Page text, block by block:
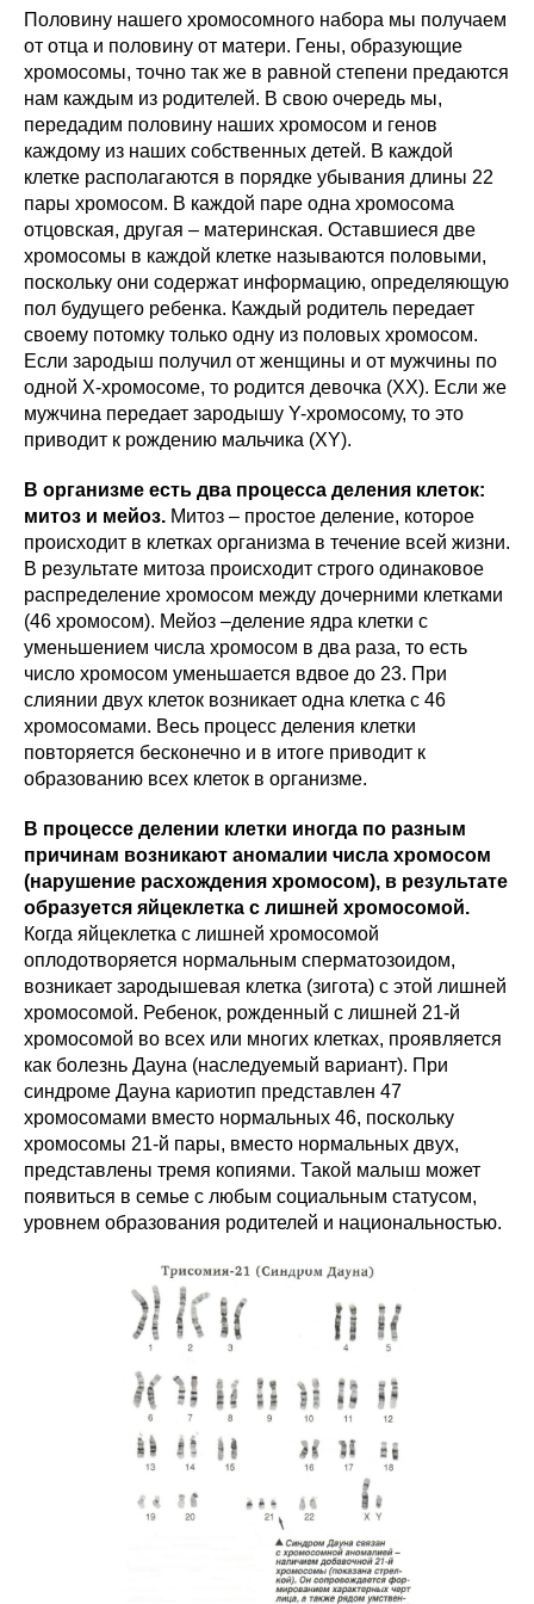
Половину нашего хромосомного набора мы получаем
от отца и половину от матери. Гены, образующие
хромосомы, точно так же в равной степени предаются
нам каждым из родителей. В свою очередь мы,
передадим половину наших хромосом и генов
каждому из наших собственных детей. В каждой
клетке располагаются в порядке убывания длины 22
пары хромосом. В каждой паре одна хромосома
отцовская, другая – материнская. Оставшиеся две
хромосомы в каждой клетке называются половыми,
поскольку они содержат информацию, определяющую
пол будущего ребенка. Каждый родитель передает
своему потомку только одну из половых хромосом.
Если зародыш получил от женщины и от мужчины по
одной Х-хромосоме, то родится девочка (ХХ). Если же
мужчина передает зародышу Y-хромосому, то это
приводит к рождению мальчика (ХY).
В организме есть два процесса деления клеток:
митоз и мейоз. Митоз – простое деление, которое
происходит в клетках организма в течение всей жизни.
В результате митоза происходит строго одинаковое
распределение хромосом между дочерними клетками
(46 хромосом). Мейоз –деление ядра клетки с
уменьшением числа хромосом в два раза, то есть
число хромосом уменьшается вдвое до 23. При
слиянии двух клеток возникает одна клетка с 46
хромосомами. Весь процесс деления клетки
повторяется бесконечно и в итоге приводит к
образованию всех клеток в организме.
В процессе делении клетки иногда по разным
причинам возникают аномалии числа хромосом
(нарушение расхождения хромосом), в результате
образуется яйцеклетка с лишней хромосомой.
Когда яйцеклетка с лишней хромосомой
оплодотворяется нормальным сперматозоидом,
возникает зародышевая клетка (зигота) с этой лишней
хромосомой. Ребенок, рожденный с лишней 21-й
хромосомой во всех или многих клетках, проявляется
как болезнь Дауна (наследуемый вариант). При
синдроме Дауна кариотип представлен 47
хромосомами вместо нормальных 46, поскольку
хромосомы 21-й пары, вместо нормальных двух,
представлены тремя копиями. Такой малыш может
появиться в семье с любым социальным статусом,
уровнем образования родителей и национальностью.